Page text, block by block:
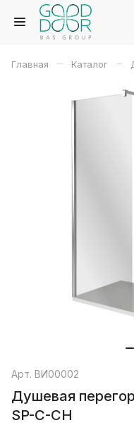
Главная – Каталог –
Арт. ВИ00002
Душевая
SP-C-CH